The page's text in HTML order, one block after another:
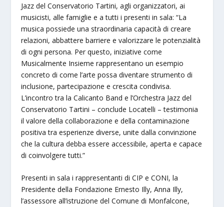
Jazz del Conservatorio Tartini, agli organizzatori, ai
musicisti, alle famiglie e a tutti i presenti in sala: “La
musica possiede una straordinaria capacità di creare
relazioni, abbattere barriere e valorizzare le potenzialità
di ogni persona. Per questo, iniziative come
Musicalmente Insieme rappresentano un esempio
concreto di come l’arte possa diventare strumento di
inclusione, partecipazione e crescita condivisa.
L’incontro tra la Calicanto Band e l’Orchestra Jazz del
Conservatorio Tartini – conclude Locatelli – testimonia
il valore della collaborazione e della contaminazione
positiva tra esperienze diverse, unite dalla convinzione
che la cultura debba essere accessibile, aperta e capace
di coinvolgere tutti.”
Presenti in sala i rappresentanti di CIP e CONI, la
Presidente della Fondazione Ernesto Illy, Anna Illy,
l’assessore all’istruzione del Comune di Monfalcone,